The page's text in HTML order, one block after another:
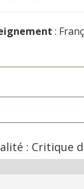
:
: Critique